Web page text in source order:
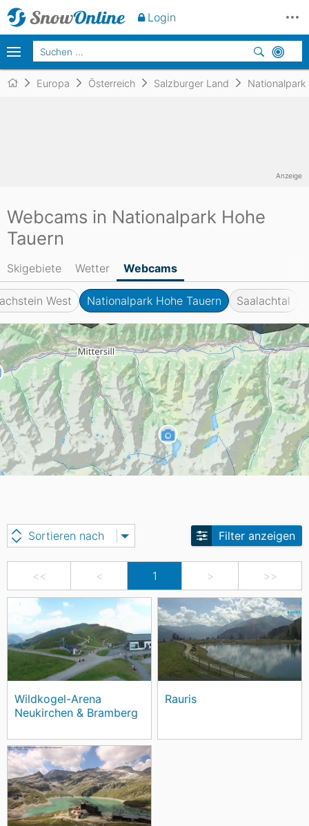
Europa Österreich Salzburger Land Nationalpark
Webcams in Nationalpark Hohe
Tauern
Skigebiete Wetter Webcams
West Nationalpark Hohe Tauern Saalachtal
<< < 1 > >>
Sortieren nach Filter anzeigen
Wildkogel-Arena
Neukirchen & Bramberg
Rauris
Anzeige
Login